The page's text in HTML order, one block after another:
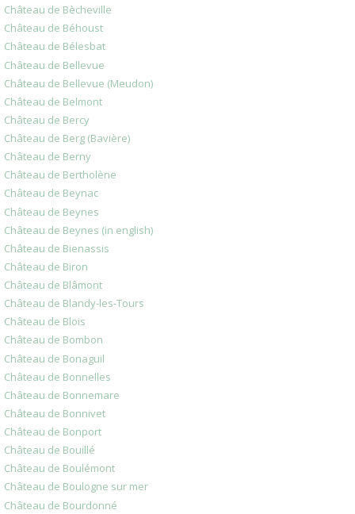
Château de Bècheville
Château de Béhoust
Château de Bélesbat
Château de Bellevue
Château de Bellevue (Meudon)
Château de Belmont
Château de Bercy
Château de Berg (Bavière)
Château de Berny
Château de Bertholène
Château de Beynac
Château de Beynes
Château de Beynes (in english)
Château de Bienassis
Château de Biron
Château de Blâmont
Château de Blandy-les-Tours
Château de Blois
Château de Bombon
Château de Bonaguil
Château de Bonnelles
Château de Bonnemare
Château de Bonnivet
Château de Bonport
Château de Bouillé
Château de Boulémont
Château de Boulogne sur mer
Château de Bourdonné